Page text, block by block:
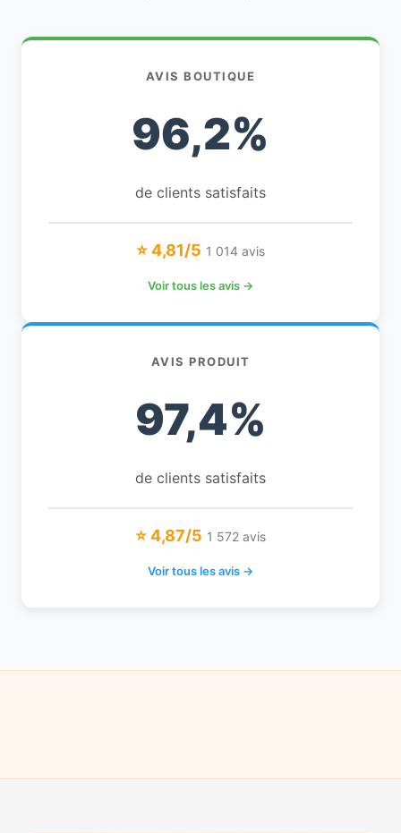
AVIS BOUTIQUE
96,2%
de clients satisfaits
⭐ 4,81/5 1 014 avis
Voir tous les avis →
AVIS PRODUIT
97,4%
de clients satisfaits
⭐ 4,87/5 1 572 avis
Voir tous les avis →